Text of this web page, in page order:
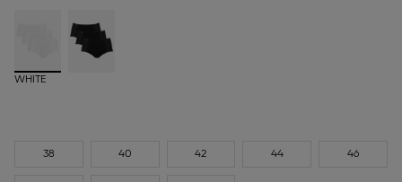
WHITE
38 40 42 44 46